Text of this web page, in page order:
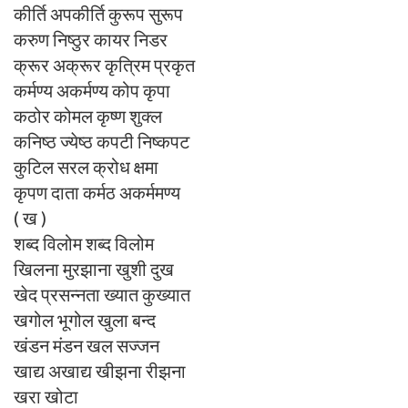
कीर्ति अपकीर्ति कुरूप सुरूप
करुण निष्ठुर कायर निडर
क्रूर अक्रूर कृत्रिम प्रकृत
कर्मण्य अकर्मण्य कोप कृपा
कठोर कोमल कृष्ण शुक्ल
कनिष्ठ ज्येष्ठ कपटी निष्कपट
कुटिल सरल क्रोध क्षमा
कृपण दाता कर्मठ अकर्ममण्य
( ख )
शब्द विलोम शब्द विलोम
खिलना मुरझाना खुशी दुख
खेद प्रसन्नता ख्यात कुख्यात
खगोल भूगोल खुला बन्द
खंडन मंडन खल सज्जन
खाद्य अखाद्य खीझना रीझना
खरा खोटा